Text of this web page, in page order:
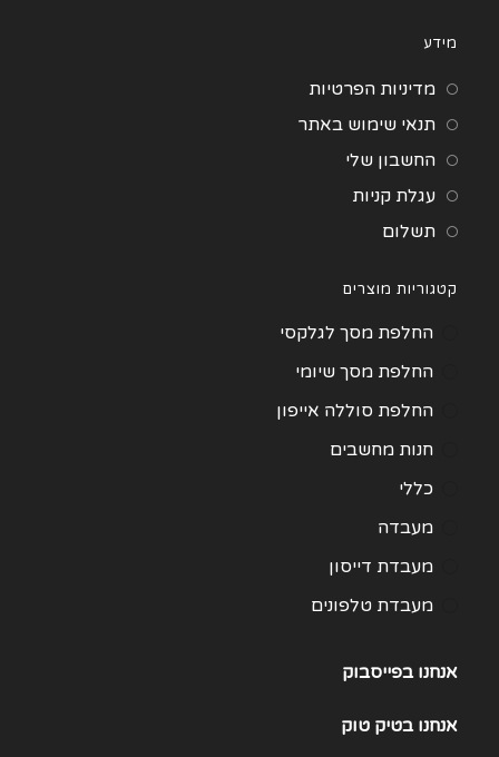
מידע
מדיניות הפרטיות
תנאי שימוש באתר
החשבון שלי
עגלת קניות
תשלום
קטגוריות מוצרים
החלפת מסך לגלקסי
החלפת מסך שיומי
החלפת סוללה אייפון
חנות מחשבים
כללי
מעבדה
מעבדת דייסון
מעבדת טלפונים
תיקון Huawei
תיקון One Plus
אנחנו בפייסבוק
אנחנו בטיק טוק